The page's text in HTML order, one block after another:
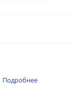
Подробнее